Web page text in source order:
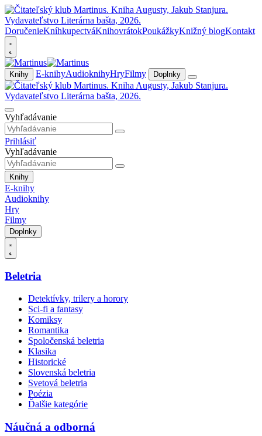
DoručenieKníhkupectváKnihovrátokPoukážkyKnižný blogKontakt
Knihy E-knihyAudioknihyHryFilmy Doplnky
Vyhľadávanie
Prihlásiť
Vyhľadávanie
Knihy
E-knihy
Audioknihy
Hry
Filmy
Doplnky
Beletria
Detektívky, trilery a horory
Sci-fi a fantasy
Komiksy
Romantika
Spoločenská beletria
Klasika
Historické
Slovenská beletria
Svetová beletria
Poézia
Ďalšie kategórie
Náučná a odborná